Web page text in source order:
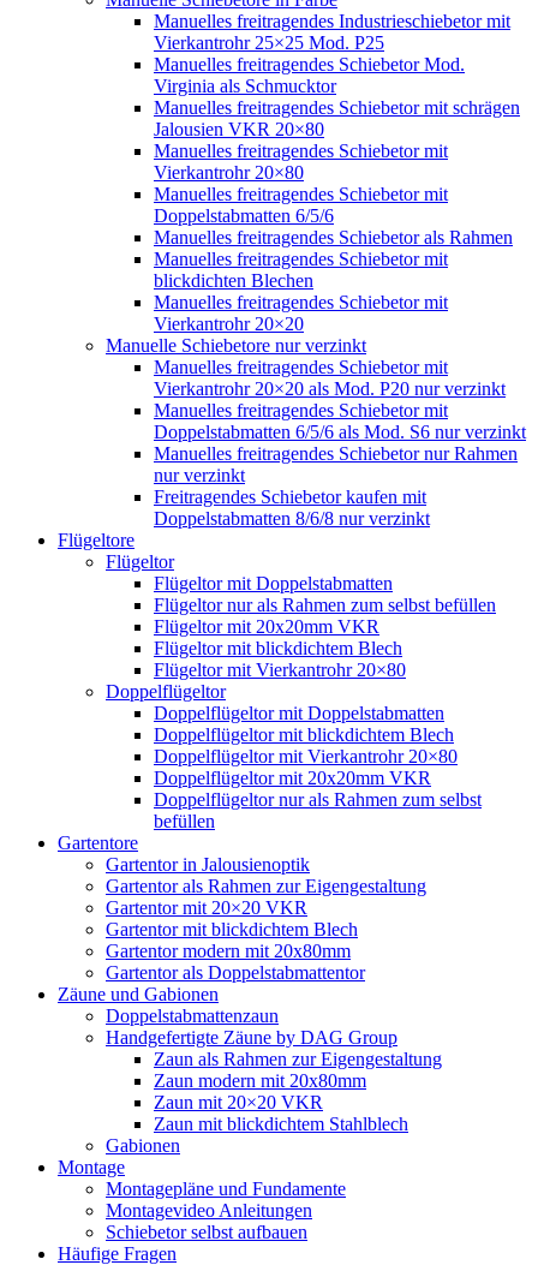
Manuelles freitragendes Industrieschiebetor mit
Vierkantrohr 25×25 Mod. P25
Manuelles freitragendes Schiebetor Mod.
Virginia als Schmucktor
Manuelles freitragendes Schiebetor mit schrägen
Jalousien VKR 20×80
Manuelles freitragendes Schiebetor mit
Vierkantrohr 20×80
Manuelles freitragendes Schiebetor mit
Doppelstabmatten 6/5/6
Manuelles freitragendes Schiebetor als Rahmen
Manuelles freitragendes Schiebetor mit
blickdichten Blechen
Manuelles freitragendes Schiebetor mit
Vierkantrohr 20×20
Manuelle Schiebetore nur verzinkt
Manuelles freitragendes Schiebetor mit
Vierkantrohr 20×20 als Mod. P20 nur verzinkt
Manuelles freitragendes Schiebetor mit
Doppelstabmatten 6/5/6 als Mod. S6 nur verzinkt
Manuelles freitragendes Schiebetor nur Rahmen
nur verzinkt
Freitragendes Schiebetor kaufen mit
Doppelstabmatten 8/6/8 nur verzinkt
Flügeltore
Flügeltor
Flügeltor mit Doppelstabmatten
Flügeltor nur als Rahmen zum selbst befüllen
Flügeltor mit 20x20mm VKR
Flügeltor mit blickdichtem Blech
Flügeltor mit Vierkantrohr 20×80
Doppelflügeltor
Doppelflügeltor mit Doppelstabmatten
Doppelflügeltor mit blickdichtem Blech
Doppelflügeltor mit Vierkantrohr 20×80
Doppelflügeltor mit 20x20mm VKR
Doppelflügeltor nur als Rahmen zum selbst
befüllen
Gartentore
Gartentor in Jalousienoptik
Gartentor als Rahmen zur Eigengestaltung
Gartentor mit 20×20 VKR
Gartentor mit blickdichtem Blech
Gartentor modern mit 20x80mm
Gartentor als Doppelstabmattentor
Zäune und Gabionen
Doppelstabmattenzaun
Handgefertigte Zäune by DAG Group
Zaun als Rahmen zur Eigengestaltung
Zaun modern mit 20x80mm
Zaun mit 20×20 VKR
Zaun mit blickdichtem Stahlblech
Gabionen
Montage
Montagepläne und Fundamente
Montagevideo Anleitungen
Schiebetor selbst aufbauen
Häufige Fragen